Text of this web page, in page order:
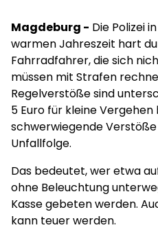
Magdeburg - Die Polizei
warmen Jahreszeit hart
Fahrradfahrer, die sich
müssen mit Strafen
Regelverstöße sind
5 Euro für kleine Vergehen
schwerwiegende
Unfallfolge.
Das bedeutet, wer etwa
ohne Beleuchtung
Kasse gebeten werden.
kann teuer werden.